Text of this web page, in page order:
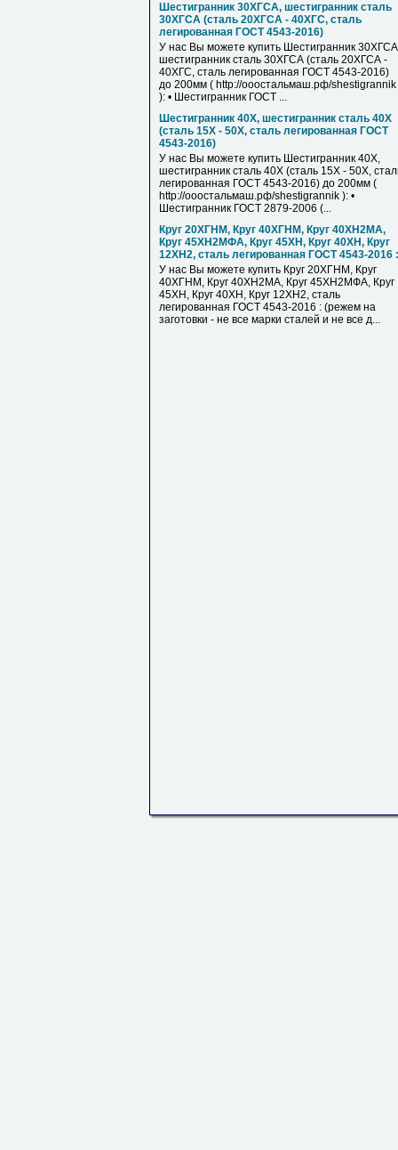
Шестигранник 30ХГСА, шестигранник сталь
30ХГСА (сталь 20ХГСА - 40ХГС, сталь
легированная ГОСТ 4543-2016)
У нас Вы можете купить Шестигранник
шестигранник сталь 30ХГСА (сталь 20ХГСА -
40ХГС, сталь легированная ГОСТ 4543-2016)
до 200мм ( http://ооостальмаш.рф/shestigrannik
): • Шестигранник ГОСТ ...
Шестигранник 40Х, шестигранник сталь 40Х
(сталь 15Х - 50Х, сталь легированная ГОСТ
4543-2016)
У нас Вы можете купить Шестигранник 40Х,
шестигранник сталь 40Х (сталь 15Х - 50Х,
легированная ГОСТ 4543-2016) до 200мм (
http://ооостальмаш.рф/shestigrannik ): •
Шестигранник ГОСТ 2879-2006 (...
Круг 20ХГНМ, Круг 40ХГНМ, Круг 40ХН2МА,
Круг 45ХН2МФА, Круг 45ХН, Круг 40ХН, Круг
12ХН2, сталь легированная ГОСТ 4543-2016 :
У нас Вы можете купить Круг 20ХГНМ, Круг
40ХГНМ, Круг 40ХН2МА, Круг 45ХН2МФА, Круг
45ХН, Круг 40ХН, Круг 12ХН2, сталь
легированная ГОСТ 4543-2016 : (режем на
заготовки - не все марки сталей и не все д...